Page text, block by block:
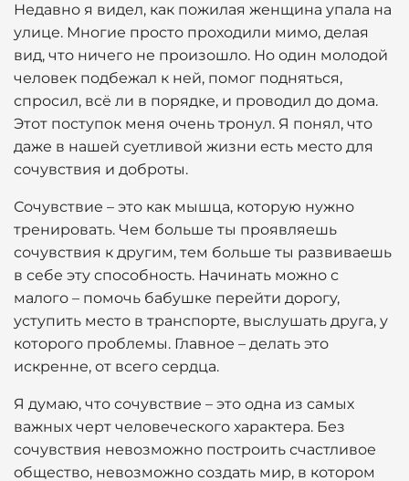
Недавно я видел, как пожилая женщина упала на
улице. Многие просто проходили мимо, делая
вид, что ничего не произошло. Но один молодой
человек подбежал к ней, помог подняться,
спросил, всё ли в порядке, и проводил до дома.
Этот поступок меня очень тронул. Я понял, что
даже в нашей суетливой жизни есть место для
сочувствия и доброты.
Сочувствие – это как мышца, которую нужно
тренировать. Чем больше ты проявляешь
сочувствия к другим, тем больше ты развиваешь
в себе эту способность. Начинать можно с
малого – помочь бабушке перейти дорогу,
уступить место в транспорте, выслушать друга, у
которого проблемы. Главное – делать это
искренне, от всего сердца.
Я думаю, что сочувствие – это одна из самых
важных черт человеческого характера. Без
сочувствия невозможно построить счастливое
общество, невозможно создать мир, в котором